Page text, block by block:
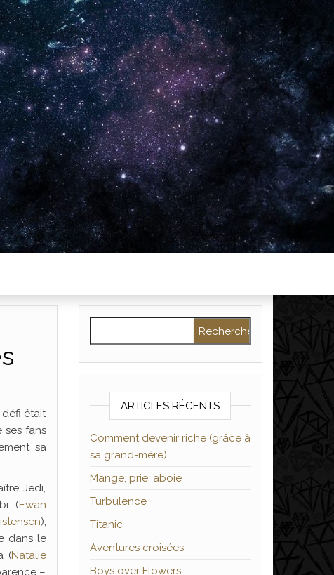
défi était
fans
sa
Jedi,
(Ewan
),
dans le
(Natalie
–
ARTICLES RÉCENTS
Comment devenir riche (grâce à
sa grand-mère)
Mange, prie, aboie
Turbulence
Titanic
Aventures croisées
Boys over Flowers